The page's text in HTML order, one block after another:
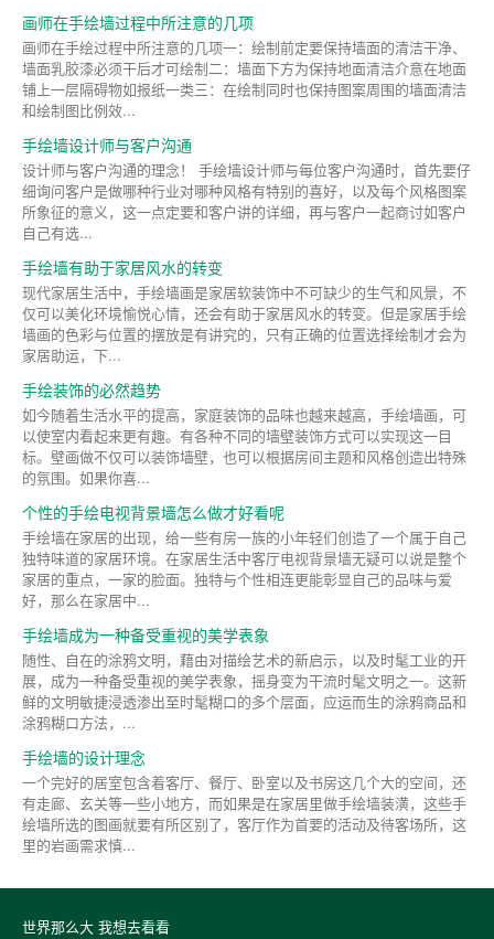
画师在手绘墙过程中所注意的几项
画师在手绘过程中所注意的几项一：绘制前定要保持墙面的清洁干净、
墙面乳胶漆必须干后才可绘制二：墙面下方为保持地面清洁介意在地面
铺上一层隔碍物如报纸一类三：在绘制同时也保持图案周围的墙面清洁
和绘制图比例效...
手绘墙设计师与客户沟通
设计师与客户沟通的理念！ 手绘墙设计师与每位客户沟通时，首先要仔
细询问客户是做哪种行业对哪种风格有特别的喜好，以及每个风格图案
所象征的意义，这一点定要和客户讲的详细，再与客户一起商讨如客户
自己有选...
手绘墙有助于家居风水的转变
现代家居生活中，手绘墙画是家居软装饰中不可缺少的生气和风景，不
仅可以美化环境愉悦心情，还会有助于家居风水的转变。但是家居手绘
墙画的色彩与位置的摆放是有讲究的，只有正确的位置选择绘制才会为
家居助运，下...
手绘装饰的必然趋势
如今随着生活水平的提高，家庭装饰的品味也越来越高，手绘墙画，可
以使室内看起来更有趣。有各种不同的墙壁装饰方式可以实现这一目
标。壁画做不仅可以装饰墙壁，也可以根据房间主题和风格创造出特殊
的氛围。如果你喜...
个性的手绘电视背景墙怎么做才好看呢
手绘墙在家居的出现，给一些有房一族的小年轻们创造了一个属于自己
独特味道的家居环境。在家居生活中客厅电视背景墙无疑可以说是整个
家居的重点，一家的脸面。独特与个性相连更能彰显自己的品味与爱
好，那么在家居中...
手绘墙成为一种备受重视的美学表象
随性、自在的涂鸦文明，藉由对描绘艺术的新启示，以及时髦工业的开
展，成为一种备受重视的美学表象，摇身变为干流时髦文明之一。这新
鲜的文明敏捷浸透渗出至时髦糊口的多个层面，应运而生的涂鸦商品和
涂鸦糊口方法，...
手绘墙的设计理念
一个完好的居室包含着客厅、餐厅、卧室以及书房这几个大的空间，还
有走廊、玄关等一些小地方，而如果是在家居里做手绘墙装潢，这些手
绘墙所选的图画就要有所区别了，客厅作为首要的活动及待客场所，这
里的岩画需求慎...
世界那么大 我想去看看